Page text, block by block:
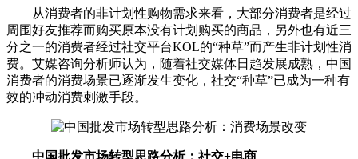
从消费者的非计划性购物需求来看，大部分消费者是经过
周围好友推荐而购买原本没有计划购买的商品，另外也有近三
分之一的消费者经过社交平台KOL的“种草”而产生非计划性消
费。艾媒咨询分析师认为，随着社交媒体日趋发展成熟，中国
消费者的消费场景已逐渐发生变化，社交“种草”已成为一种有
效的冲动消费刺激手段。